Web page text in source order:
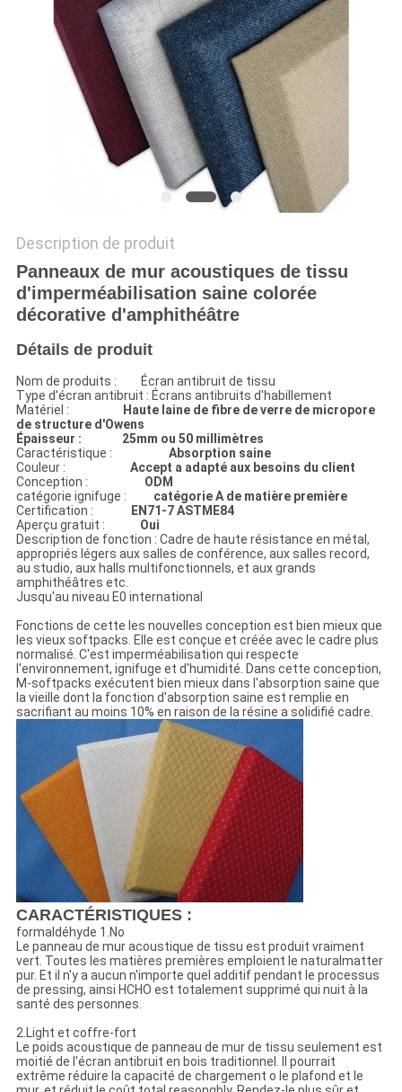
PRIVACY
POLICY
Description de produit
Panneaux de mur acoustiques de tissu
d'imperméabilisation saine colorée
décorative d'amphithéâtre
Détails de produit
Nom de produits : Écran antibruit de tissu
Type d'écran antibruit : Écrans antibruits d'habillement
Matériel :
Haute laine de fibre de verre de micropore
de structure d'Owens
Épaisseur : 25mm ou 50 millimètres
Caractéristique : Absorption saine
Couleur : Accept a adapté aux besoins du client
Conception : ODM
catégorie ignifuge : catégorie A de matière première
Certification :
EN71-7 ASTME84
Aperçu gratuit : Oui
Description de fonction : Cadre de haute résistance en métal,
appropriés légers aux salles de conférence, aux salles record,
au studio, aux halls multifonctionnels, et aux grands
amphithéâtres etc.
Jusqu'au niveau E0 international
Fonctions de cette les nouvelles conception est bien mieux que
les vieux softpacks. Elle est conçue et créée avec le cadre plus
normalisé. C'est imperméabilisation qui respecte
l'environnement, ignifuge et d'humidité. Dans cette conception,
M-softpacks exécutent bien mieux dans l'absorption saine que
la vieille dont la fonction d'absorption saine est remplie en
sacrifiant au moins 10% en raison de la résine a solidifié cadre.
CARACTÉRISTIQUES :
formaldéhyde 1.No
Le panneau de mur acoustique de tissu est produit vraiment
vert. Toutes les matières premières emploient le naturalmatter
pur. Et il n'y a aucun n'importe quel additif pendant le processus
de pressing, ainsi HCHO est totalement supprimé qui nuit à la
santé des personnes.
2.Light et coffre-fort
Le poids acoustique de panneau de mur de tissu seulement est
moitié de l'écran antibruit en bois traditionnel. Il pourrait
extrême réduire la capacité de chargement o le plafond et le